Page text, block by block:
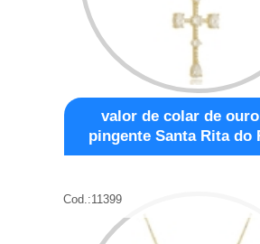
valor de colar de
pingente Santa Rita do
Cod.:11399